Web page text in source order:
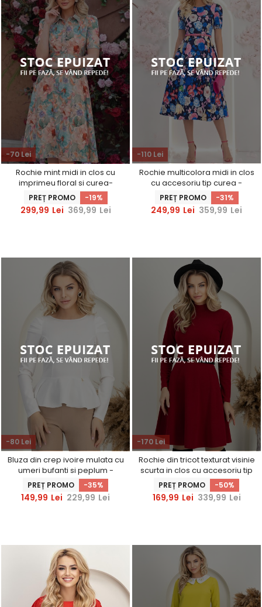
-70 Lei
Rochie mint midi in clos cu
imprimeu floral si curea-
StarShinerS
PREȚ PROMO -19%
299,99 Lei 369,99 Lei
-110 Lei
Rochie multicolora midi in clos
cu accesoriu tip curea -
StarShinerS
PREȚ PROMO -31%
249,99 Lei 359,99 Lei
-80 Lei
Bluza din crep ivoire mulata cu
umeri bufanti si peplum -
StarShinerS
PREȚ PROMO -35%
149,99 Lei 229,99 Lei
-170 Lei
Rochie din tricot texturat visinie
scurta in clos cu accesoriu tip
curea - StarShinerS
PREȚ PROMO -50%
169,99 Lei 339,99 Lei